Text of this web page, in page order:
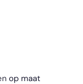
op maat